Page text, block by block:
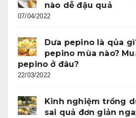
nào dễ đậu quả
07/04/2022
Dưa pepino là qủa
pepino mùa nào?
pepino ở đâu?
22/03/2022
Kinh nghiệm trồng
sai quả đơn giản